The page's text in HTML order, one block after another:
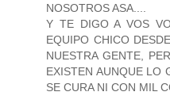
NOSOTROS ASA....
Y TE DIGO A VOS
EQUIPO CHICO
NUESTRA GENTE,
EXISTEN AUNQUE LO
SE CURA NI CON MIL